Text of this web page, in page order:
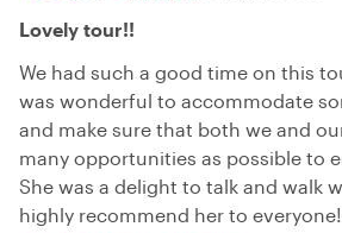
Lovely tour!!
We had such a good time on this
was wonderful to accommodate
and make sure that both we and
many opportunities as possible to
She was a delight to talk and walk
highly recommend her to